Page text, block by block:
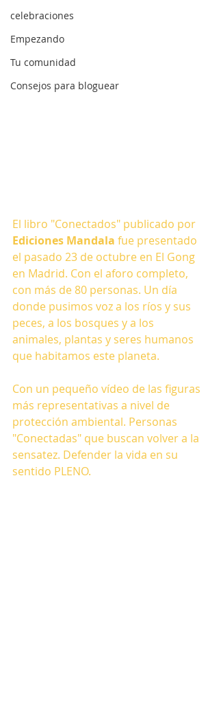
celebraciones
Empezando
Tu comunidad
Consejos para bloguear
"Conectados"
Actualizado:
El libro "Conectados" publicado por
Ediciones Mandala fue presentado
el pasado 23 de octubre en El Gong
en Madrid. Con el aforo completo,
con más de 80 personas. Un día
donde pusimos voz a los ríos y sus
peces, a los bosques y a los
animales, plantas y seres humanos
que habitamos este planeta.
Con un pequeño vídeo de las figuras
más representativas a nivel de
protección ambiental. Personas
"Conectadas" que buscan volver a la
sensatez. Defender la vida en su
sentido PLENO.